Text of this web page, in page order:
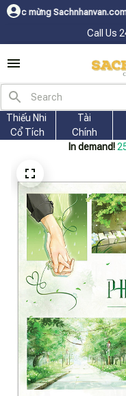
đã có mặt
Call Us
Thiếu Nhi
Cổ Tích
Tài
Chính
In demand!